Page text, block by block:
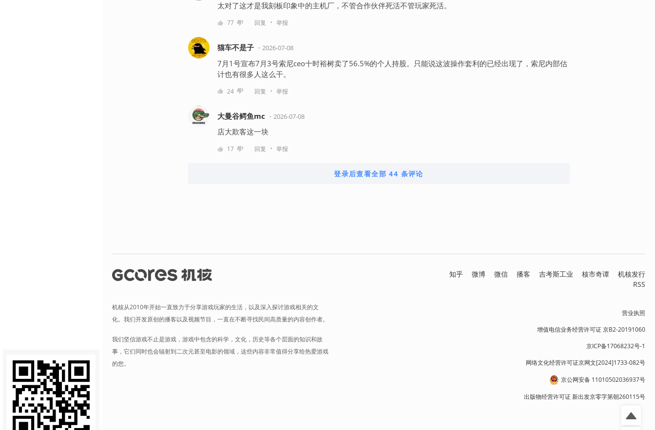
太对了这才是我刻板印象中的主机厂，不管合作伙伴死活不管玩家死活。
77 回复 ・ 举报
猫车不是子 ・ 2026-07-08
7月1号宣布7月3号索尼ceo十时裕树卖了56.5%的个人持股。只能说这波操作套利的已经出现了，索尼内部估
计也有很多人这么干。
24 回复 ・ 举报
大曼谷鳄鱼mc ・ 2026-07-08
店大欺客这一块
17 回复 ・ 举报
登录后查看全部 44 条评论
机核从2010年开始一直致力于分享游戏玩家的生活，以及深入探讨游戏相关的文
化。我们开发原创的播客以及视频节目，一直在不断寻找民间高质量的内容创作者。
我们坚信游戏不止是游戏，游戏中包含的科学，文化，历史等各个层面的知识和故
事，它们同时也会辐射到二次元甚至电影的领域，这些内容非常值得分享给热爱游戏
的您。
知乎 微博 微信 播客 吉考斯工业 核市奇谭
机核发行
RSS
营业执照
增值电信业务经营许可证 京B2-20191060
京ICP备17068232号-1
网络文化经营许可证京网文[2024]1733-082号
京公网安备 11010502036937号
出版物经营许可证 新出发京零字第朝260115号